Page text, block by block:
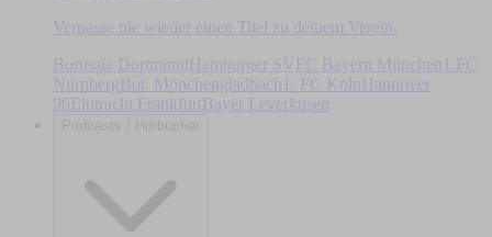
Verpasse nie wieder einen Titel zu deinem Verein.
Borussia DortmundHamburger SV FC Bayern München
1.FC
Nürnberg Bor. Mönchengladbach 1. FC Köln
Hannover
96Eintracht Frankfurt Bayer Leverkusen
Podcasts / Hörbücher